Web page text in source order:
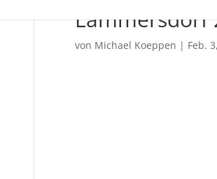
Lammersdorf
von Michael Koeppen | Feb.